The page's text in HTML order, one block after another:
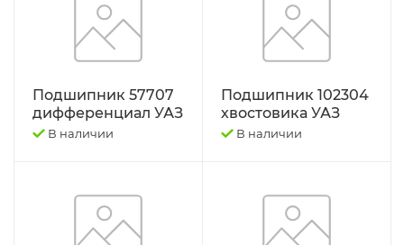
Подшипник 57707
дифференциал УАЗ
В наличии
Подшипник 102304
хвостовика УАЗ
В наличии